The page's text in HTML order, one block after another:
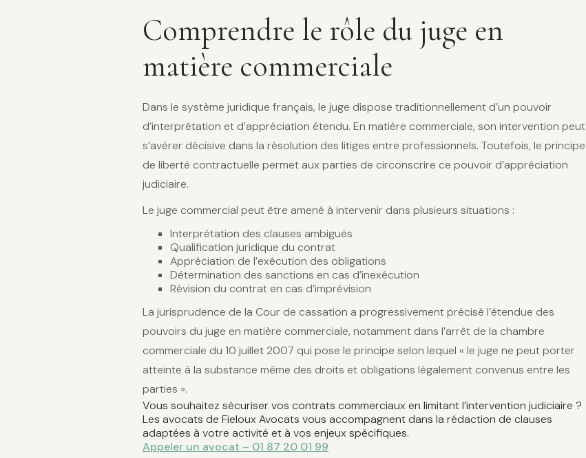
Comprendre le rôle du juge en
matière commerciale
Dans le système juridique français, le juge dispose traditionnellement d’un pouvoir
d’interprétation et d’appréciation étendu. En matière commerciale, son intervention peut
s’avérer décisive dans la résolution des litiges entre professionnels. Toutefois, le principe
de liberté contractuelle permet aux parties de circonscrire ce pouvoir d’appréciation
judiciaire.
Le juge commercial peut être amené à intervenir dans plusieurs situations :
Interprétation des clauses ambiguës
Qualification juridique du contrat
Appréciation de l’exécution des obligations
Détermination des sanctions en cas d’inexécution
Révision du contrat en cas d’imprévision
La jurisprudence de la Cour de cassation a progressivement précisé l’étendue des
pouvoirs du juge en matière commerciale, notamment dans l’arrêt de la chambre
commerciale du 10 juillet 2007 qui pose le principe selon lequel « le juge ne peut porter
atteinte à la substance même des droits et obligations légalement convenus entre les
parties ».
Vous souhaitez sécuriser vos contrats commerciaux en limitant l’intervention judiciaire ?
Les avocats de Fieloux Avocats vous accompagnent dans la rédaction de clauses
adaptées à votre activité et à vos enjeux spécifiques.
Appeler un avocat – 01 87 20 01 99